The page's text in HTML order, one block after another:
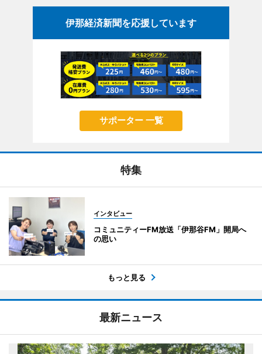
伊那経済新聞を応援しています
サポーター 一覧
特集
インタビュー
コミュニティーFM放送「伊那谷FM」開局へ
の思い
もっと見る
最新ニュース